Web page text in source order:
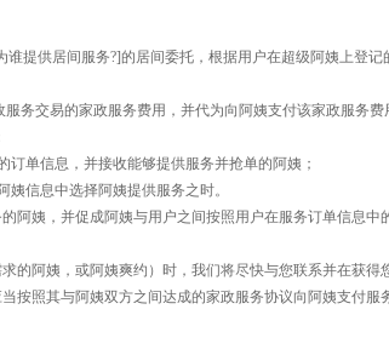
谁提供居间服务?]的居间委托，根据用户在超级阿姨上登
务交易的家政服务费用，并代为向阿姨支付该家政服务费
单信息，并接收能够提供服务并抢单的阿姨；
信息中选择阿姨提供服务之时。
阿姨，并促成阿姨与用户之间按照用户在服务订单信息
的阿姨，或阿姨爽约）时，我们将尽快与您联系并在获得
按照其与阿姨双方之间达成的家政服务协议向阿姨支付